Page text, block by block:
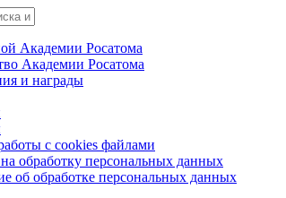
Академии Росатома
Академии Росатома
и награды
с cookies файлами
обработку персональных данных
об обработке персональных данных